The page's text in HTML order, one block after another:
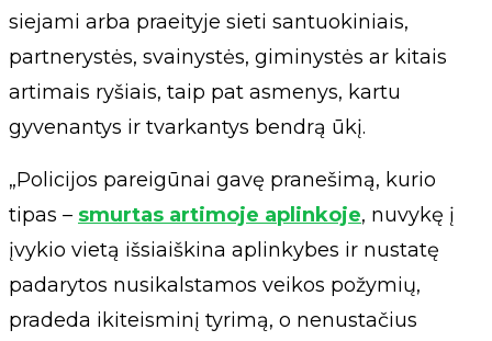
siejami arba praeityje sieti santuokiniais,
partnerystės, svainystės, giminystės ar kitais
artimais ryšiais, taip pat asmenys, kartu
gyvenantys ir tvarkantys bendrą ūkį.
„Policijos pareigūnai gavę pranešimą, kurio
tipas – smurtas artimoje aplinkoje, nuvykę į
įvykio vietą išsiaiškina aplinkybes ir nustatę
padarytos nusikalstamos veikos požymių,
pradeda ikiteisminį tyrimą, o nenustačius